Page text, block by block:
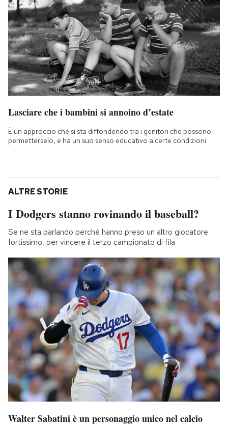
Lasciare che i bambini si annoino d’estate
È un approccio che si sta diffondendo tra i genitori che possono
permetterselo, e ha un suo senso educativo a certe condizioni
ALTRE STORIE
I Dodgers stanno rovinando il baseball?
Se ne sta parlando perché hanno preso un altro giocatore
fortissimo, per vincere il terzo campionato di fila
Walter Sabatini è un personaggio unico nel calcio